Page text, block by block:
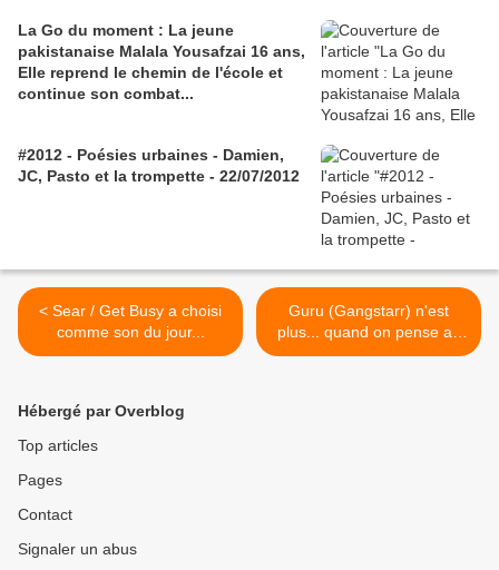
La Go du moment : La jeune
pakistanaise Malala Yousafzai 16 ans,
Elle reprend le chemin de l'école et
continue son combat...
#2012 - Poésies urbaines - Damien,
JC, Pasto et la trompette - 22/07/2012
< Sear / Get Busy a choisi
comme son du jour...
Guru (Gangstarr) n'est
plus... quand on pense au
nombre de rappeurs
Hébergé par Overblog
Top articles
Pages
Contact
Signaler un abus